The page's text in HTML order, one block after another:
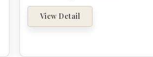
View Detail